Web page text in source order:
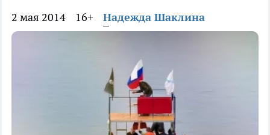
2 мая 2014 16+ Надежда Шаклина